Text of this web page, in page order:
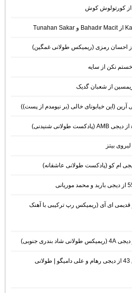
نکن از سایه
از شعبان گدیک
(این خیابونای خالی (بر نیومدم از پست))
قدیمی ای آی (ریمیکس رپ ترکیبی با آهنک
دانلود ریمیکس موزیک باکس 43 از دیجی رهام و علی دامیگو | طولانی